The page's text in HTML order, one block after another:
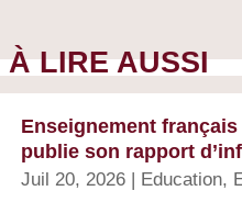
À LIRE AUSSI
Enseignement français
publie son rapport
Juil 20, 2026 | Education,